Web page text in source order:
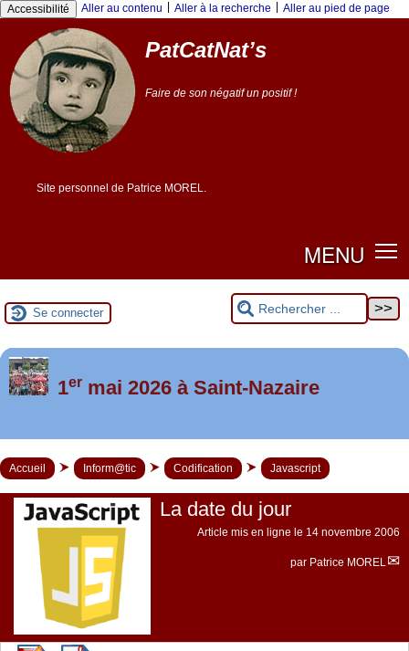
Panneau de gestion des cookies
Accessibilité Aller au contenu Aller à la recherche Aller au pied de page
PatCatNat’s
Faire de son négatif un positif !
Site personnel de Patrice MOREL.
MENU
Se connecter
Foutez-nous la paix !
1ermai 2026 à Saint-Nazaire
Accueil Inform@tic Codification Javascript
La date du jour
Article mis en ligne le 14 novembre 2006
par Patrice MOREL